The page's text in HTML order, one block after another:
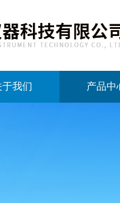
于我们 产品中